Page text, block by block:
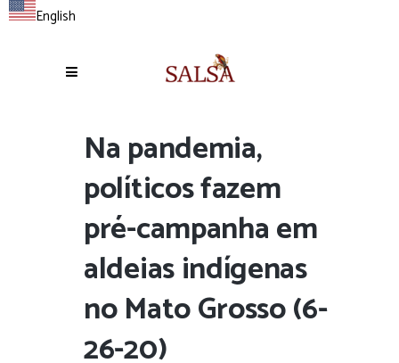
English
Na pandemia,
políticos fazem
pré-campanha em
aldeias indígenas
no Mato Grosso (6-
26-20)